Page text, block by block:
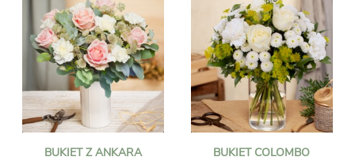
BUKIET Z ANKARA BUKIET COLOMBO